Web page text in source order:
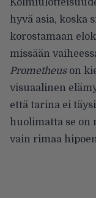
hyvä asia, koska
korostamaan
missään
Prometheuson
visuaalinen
että tarina ei
huolimatta se on
vain rimaa